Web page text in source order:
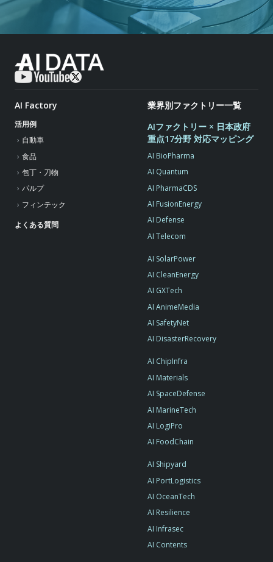
AI Factory
活用例
自動車
食品
包丁・刀物
パルプ
フィンテック
よくある質問
業界別ファクトリー一覧
AIファクトリー × 日本政府
重点17分野 対応マッピング
AI BioPharma
AI Quantum
AI PharmaCDS
AI FusionEnergy
AI Defense
AI Telecom
AI SolarPower
AI CleanEnergy
AI GXTech
AI AnimeMedia
AI SafetyNet
AI DisasterRecovery
AI ChipInfra
AI Materials
AI SpaceDefense
AI MarineTech
AI LogiPro
AI FoodChain
AI Shipyard
AI PortLogistics
AI OceanTech
AI Resilience
AI Infrasec
AI Contents